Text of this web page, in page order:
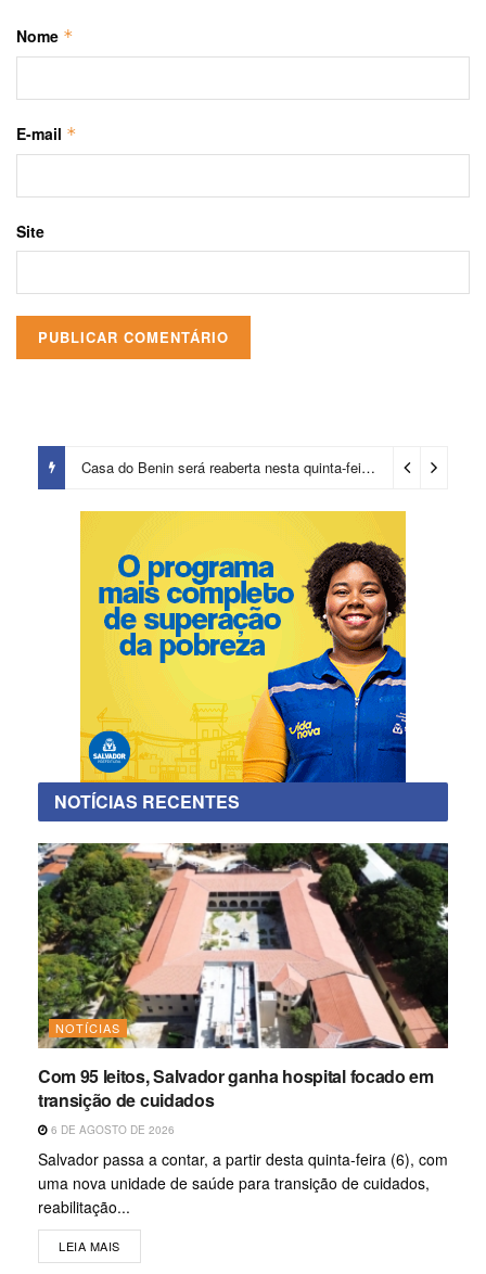
Nome *
E-mail *
Site
Casa do Benin será reaberta nesta quinta-feira (6) 2 dias ago
NOTÍCIAS RECENTES
NOTÍCIAS
Com 95 leitos, Salvador ganha hospital focado em
transição de cuidados
6 DE AGOSTO DE 2026
Salvador passa a contar, a partir desta quinta-feira (6), com
uma nova unidade de saúde para transição de cuidados,
reabilitação...
LEIA MAIS